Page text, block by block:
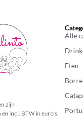
zijn
incl. BTW in euro’s.
Alle
Eten